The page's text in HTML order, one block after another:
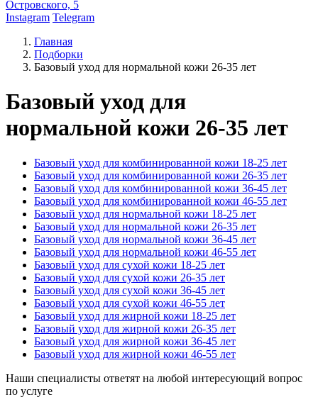
Островского, 5
Instagram Telegram
Главная
Подборки
Базовый уход для нормальной кожи 26-35 лет
Базовый уход для
нормальной кожи 26-35 лет
Базовый уход для комбинированной кожи 18-25 лет
Базовый уход для комбинированной кожи 26-35 лет
Базовый уход для комбинированной кожи 36-45 лет
Базовый уход для комбинированной кожи 46-55 лет
Базовый уход для нормальной кожи 18-25 лет
Базовый уход для нормальной кожи 26-35 лет
Базовый уход для нормальной кожи 36-45 лет
Базовый уход для нормальной кожи 46-55 лет
Базовый уход для сухой кожи 18-25 лет
Базовый уход для сухой кожи 26-35 лет
Базовый уход для сухой кожи 36-45 лет
Базовый уход для сухой кожи 46-55 лет
Базовый уход для жирной кожи 18-25 лет
Базовый уход для жирной кожи 26-35 лет
Базовый уход для жирной кожи 36-45 лет
Базовый уход для жирной кожи 46-55 лет
Наши специалисты ответят на любой интересующий вопрос
по услуге